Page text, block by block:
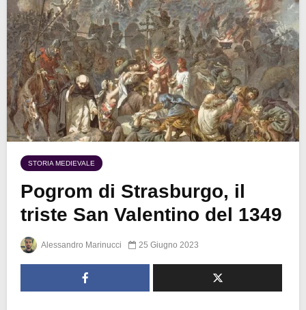
STORIA MEDIEVALE
Pogrom di Strasburgo, il
triste San Valentino del 1349
Alessandro Marinucci 25 Giugno 2023